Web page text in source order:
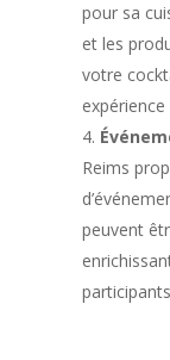
pour sa
et les
votre
Reims
peuvent